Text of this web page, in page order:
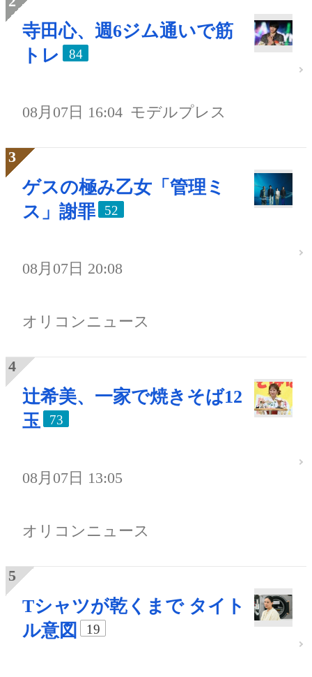
寺田心、週6ジム通いで筋
トレ
84
08月07日 16:04 モデルプレス
ゲスの極み乙女「管理ミ
ス」謝罪
52
08月07日 20:08
オリコンニュース
辻希美、一家で焼きそば12
玉
73
08月07日 13:05
オリコンニュース
Tシャツが乾くまで タイト
ル意図
19